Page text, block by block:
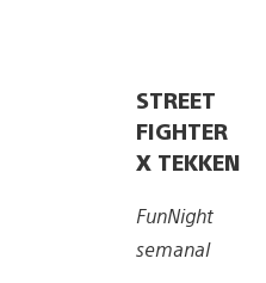
STREET
FIGHTER
X TEKKEN
FunNight
semanal